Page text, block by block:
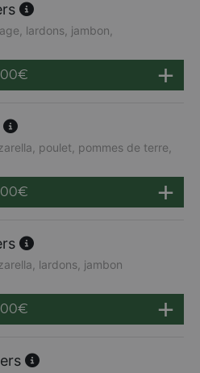
lardons, jambon,
€
poulet, pommes de terre,
€
lardons, jambon
€